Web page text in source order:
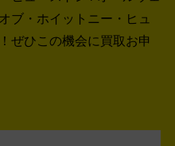
ブ・ホイットニー・ヒュ
ぜひこの機会に買取お申